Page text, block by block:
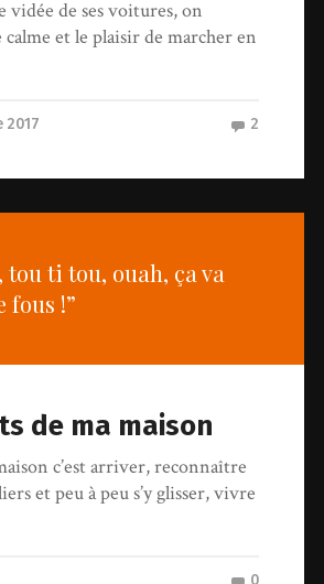
vidée de ses voitures, on
et le plaisir de marcher en
2017 2
tou ti tou, ouah, ça va
fous !”
de ma maison
c’est arriver, reconnaître
et peu à peu s’y glisser, vivre